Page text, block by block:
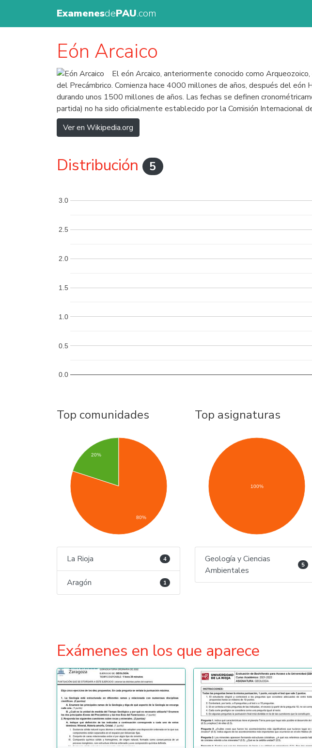
ExamenesdePAU.com
Eón Arcaico
El eón Arcaico, anteriormente conocido como
del Precámbrico. Comienza hace 4000 millones de años, después del
durando unos 1500 millones de años. Las fechas se definen
partida) no ha sido oficialmente establecido por la Comisión Internacional
Ver en Wikipedia.org
Distribución 5
0.0
0.5
1.0
1.5
2.0
2.5
3.0
Top comunidades
20%
80%
La Rioja 4
Aragón 1
Top asignaturas
100%
Geología y Ciencias
Ambientales
5
Exámenes en los que aparece